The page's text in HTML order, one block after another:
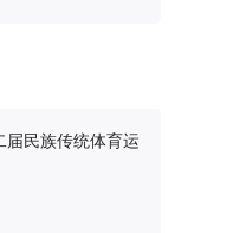
届民族传统体育运